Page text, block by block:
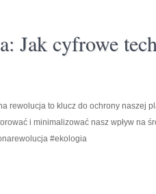
Jak cyfrowe
rewolucja to klucz do ochrony naszej
i minimalizować nasz wpływ na
#ekologia